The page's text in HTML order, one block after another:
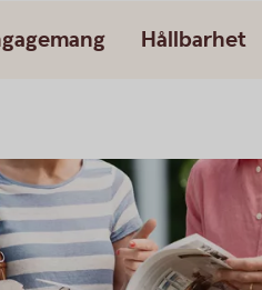
Hållbarhet